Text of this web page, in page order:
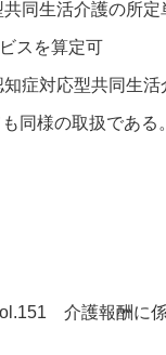
同生活介護の所定
スを算定可
対応型共同生活
同様の取扱である。
介護報酬に